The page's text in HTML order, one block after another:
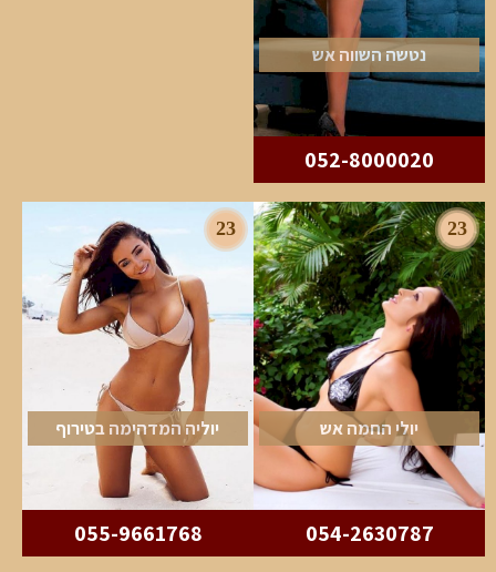
נטשה השווה אש
052-8000020
23
יולי החמה אש
054-2630787
23
יוליה המדהימה בטירוף
055-9661768